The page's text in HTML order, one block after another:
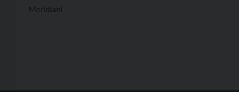
Meridiani